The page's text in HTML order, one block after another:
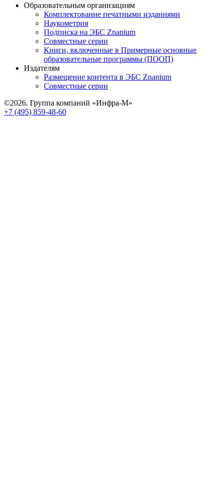
Образовательным организациям
Комплектование печатными изданиями
Наукометрия
Подписка на ЭБС Znanium
Совместные серии
Книги, включенные в Примерные основные
образовательные программы (ПООП)
Издателям
Размещение контента в ЭБС Znanium
Совместные серии
©2026. Группа компаний «Инфра-М»
+7 (495) 859-48-60